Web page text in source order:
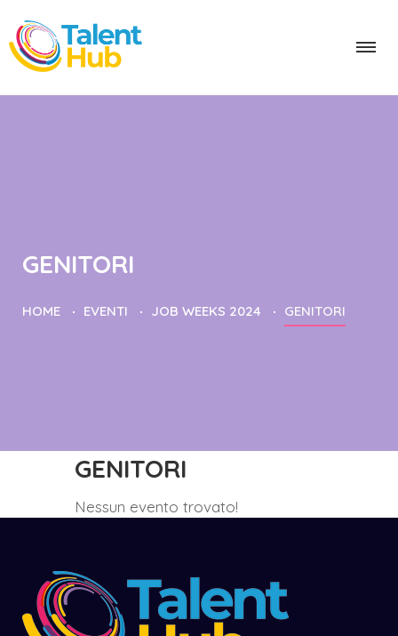
GENITORI
HOME EVENTI JOB WEEKS 2024 GENITORI
GENITORI
Nessun evento trovato!